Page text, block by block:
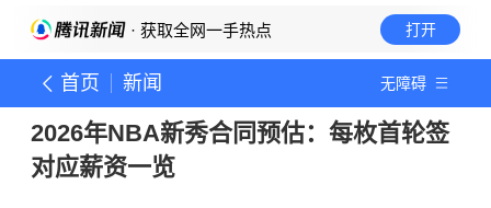
· 获取全网一手热点 打开
首页 新闻 无障碍
2026年NBA新秀合同预估：每枚首轮签
对应薪资一览